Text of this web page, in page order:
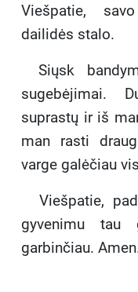
Viešpatie,
dailidės stalo.
Siųsk
sugebėjimai.
suprastų ir iš
man rasti
varge galėčiau
Viešpatie,
gyvenimu tau
garbinčiau.